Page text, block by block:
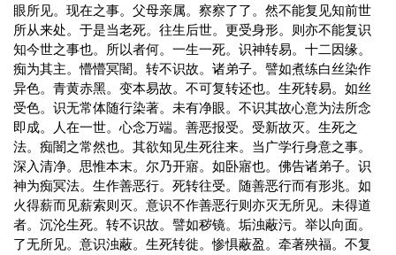
眼所见。现在之事。父母亲属。察察了了。然不能复见知前世
所从来处。于是当老死。往生后世。更受身形。则亦不能复识
知今世之事也。所以者何。一生一死。识神转易。十二因缘。
痴为其主。懵懵冥闇。转不识故。诸弟子。譬如煮练白丝染作
异色。青黄赤黑。变本易故。不可复转还也。生死转易。如丝
受色。识无常体随行染著。未有净眼。不识其故心意为法所念
即成。人在一世。心念万端。善恶报受。受新故灭。生死之
法。痴闇之常然也。其欲知见生死往来。当广学行身意之事。
深入清净。思惟本末。尔乃开寤。如卧寤也。佛告诸弟子。识
神为痴冥法。生作善恶行。死转往受。随善恶行而有形兆。如
火得薪而见薪索则灭。意识不作善恶行则亦灭无所见。未得道
者。沉沦生死。转不识故。譬如秽镜。垢浊蔽污。举以向面。
了无所见。意识浊蔽。生死转徙。惨惧蔽盈。牵著殃福。不复